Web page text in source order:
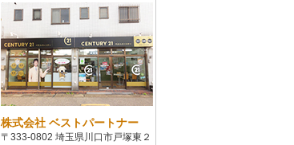
株式会社 ベストパートナー
〒333-0802 埼玉県川口市戸塚東２